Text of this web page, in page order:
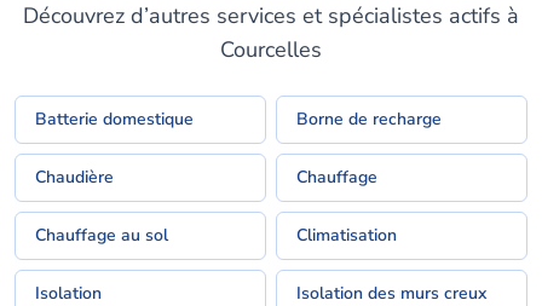
Découvrez d’autres services et spécialistes actifs à
Courcelles
Batterie domestique Borne de recharge
Chaudière Chauffage
Chauffage au sol Climatisation
Isolation Isolation des murs creux